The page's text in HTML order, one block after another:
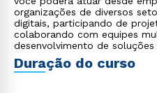
organizações de diversos
digitais, participando de
colaborando com equipes
desenvolvimento de soluções
Duração do curso